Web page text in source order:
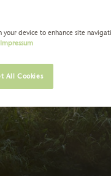
device to enhance site
Impressum
All Cookies